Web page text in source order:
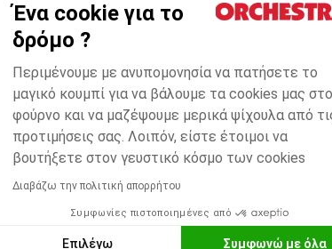
Ένα cookie για το
δρόμο ?
Περιμένουμε με ανυπομονησία να πατήσετε το
μαγικό κουμπί για να βάλουμε τα cookies μας στο
φούρνο και να μαζέψουμε μερικά ψίχουλα από
προτιμήσεις σας. Λοιπόν, είστε έτοιμοι να
βουτήξετε στον γευστικό κόσμο των cookies
Διαβάζω την πολιτική απορρήτου
Συμφωνίες πιστοποιημένες από
Επιλέγω Συμφωνώ με όλα
ΔΙΑΘΈΣΙΜΟΙ
ΣΕ